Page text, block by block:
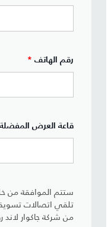
رقم الهاتف *
قاعة العرض المفضلة
ستتم الموافقة من
تلقي اتصالات
من شركة جاكوار لاند